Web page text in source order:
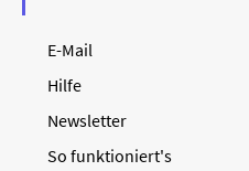
E-Mail
Hilfe
Newsletter
So funktioniert's